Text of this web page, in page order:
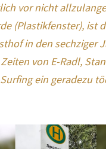
vor nicht
(Plastikfenster), ist
in den sechziger
von E-Radl,
ein geradezu